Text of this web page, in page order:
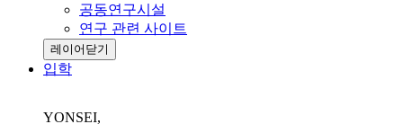
공동연구시설
연구 관련 사이트
레이어닫기
입학
YONSEI,